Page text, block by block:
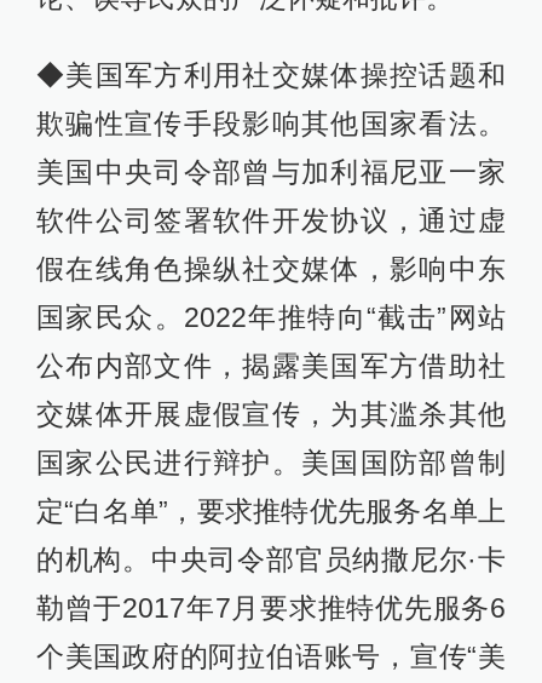
◆美国军方利用社交媒体操控话题和
欺骗性宣传手段影响其他国家看法。
美国中央司令部曾与加利福尼亚一家
软件公司签署软件开发协议，通过虚
假在线角色操纵社交媒体，影响中东
国家民众。2022年推特向“截击”网站
公布内部文件，揭露美国军方借助社
交媒体开展虚假宣传，为其滥杀其他
国家公民进行辩护。美国国防部曾制
定“白名单”，要求推特优先服务名单上
的机构。中央司令部官员纳撒尼尔·卡
勒曾于2017年7月要求推特优先服务6
个美国政府的阿拉伯语账号，宣传“美